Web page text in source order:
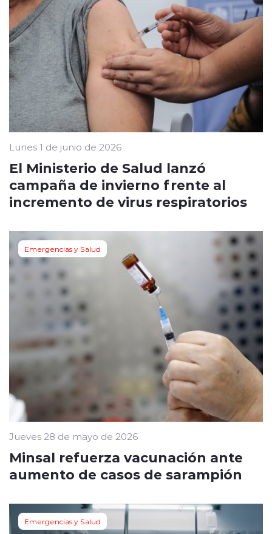
Lunes 1 de junio de 2026
El Ministerio de Salud lanzó
campaña de invierno frente al
incremento de virus respiratorios
Emergencias y Salud
Jueves 28 de mayo de 2026
Minsal refuerza vacunación ante
aumento de casos de sarampión
Emergencias y Salud